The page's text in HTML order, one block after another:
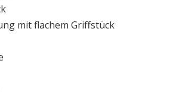
mit flachem Griffstück